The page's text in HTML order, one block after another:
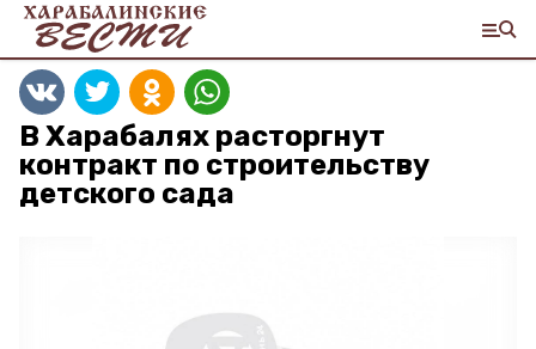
В Харабалях расторгнут
контракт по строительству
детского сада